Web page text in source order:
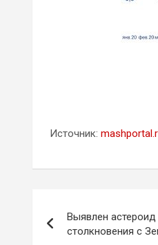
Источник:
по
Выявлен
столкновения с